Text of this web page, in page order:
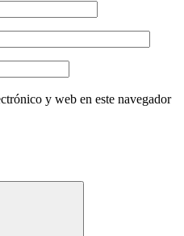
y web en este navegador